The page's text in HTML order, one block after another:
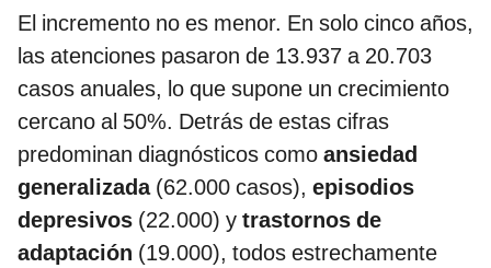
El incremento no es menor. En solo cinco años,
las atenciones pasaron de 13.937 a 20.703
casos anuales, lo que supone un crecimiento
cercano al 50%. Detrás de estas cifras
predominan diagnósticos como ansiedad
generalizada(62.000 casos), episodios
depresivos (22.000) y trastornos de
adaptación (19.000), todos estrechamente